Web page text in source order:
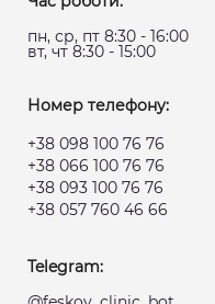
пн, ср, пт 8:30 - 16:00
вт, чт 8:30 - 15:00
Номер телефону:
+38 098 100 76 76
+38 066 100 76 76
+38 093 100 76 76
+38 057 760 46 66
Telegram: